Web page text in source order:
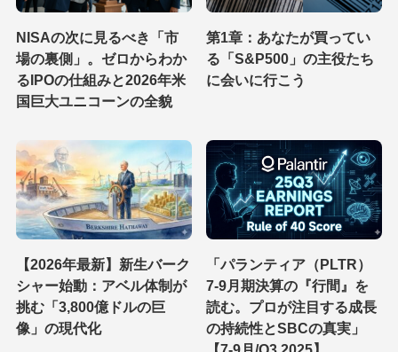
NISAの次に見るべき「市
場の裏側」。ゼロからわか
るIPOの仕組みと2026年米
国巨大ユニコーンの全貌
第1章：あなたが買ってい
る「S&P500」の主役たち
に会いに行こう
【2026年最新】新生バーク
シャー始動：アベル体制が
挑む「3,800億ドルの巨
像」の現代化
「パランティア（PLTR）
7-9月期決算の『行間』を
読む。プロが注目する成長
の持続性とSBCの真実」